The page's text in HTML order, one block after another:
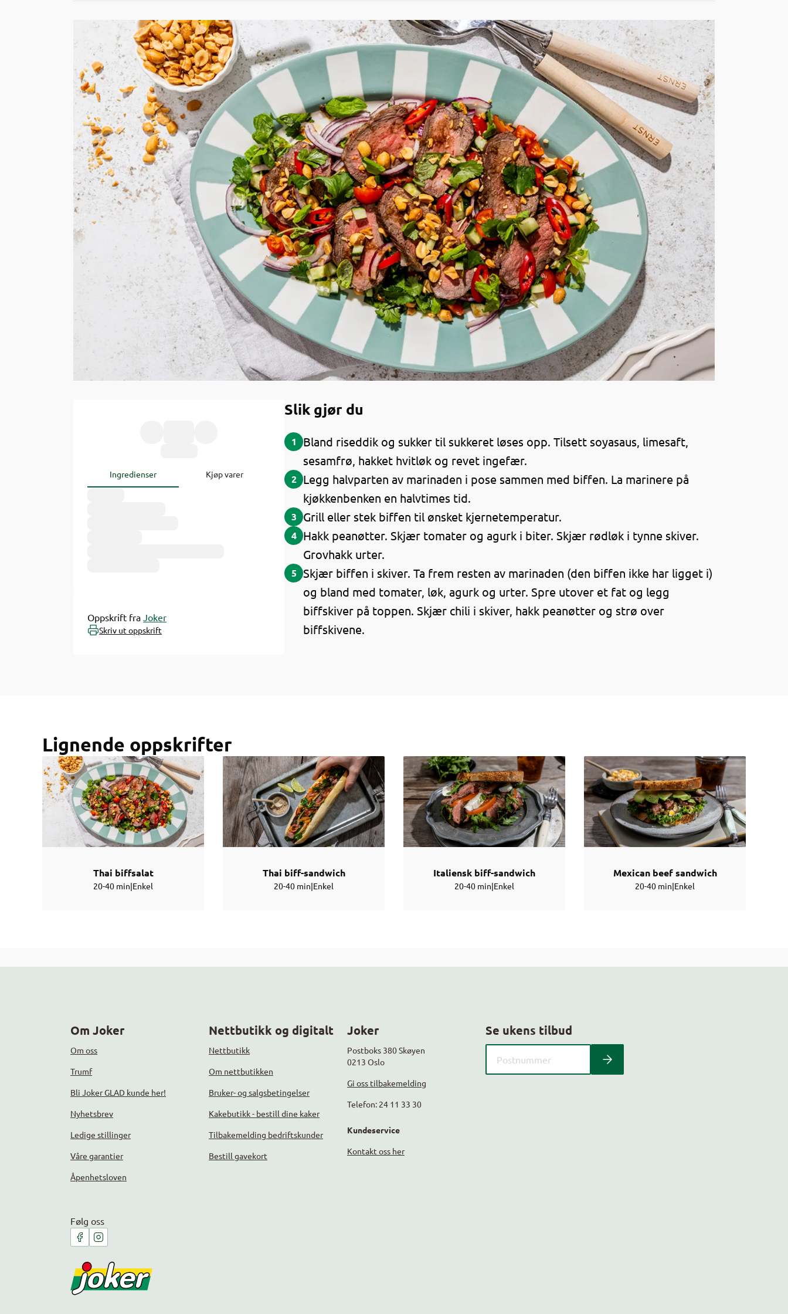
Ingredienser Kjøp varer
Oppskrift fra Joker
Skriv ut oppskrift
Slik gjør du
1
Bland riseddik og sukker til sukkeret løses opp. Tilsett soyasaus, limesaft,
sesamfrø, hakket hvitløk og revet ingefær.
2 Legg halvparten av marinaden i pose sammen med biffen. La marinere på
kjøkkenbenken en halvtimes tid.
3 Grill eller stek biffen til ønsket kjernetemperatur.
4 Hakk peanøtter. Skjær tomater og agurk i biter. Skjær rødløk i tynne skiver.
Grovhakk urter.
5 Skjær biffen i skiver. Ta frem resten av marinaden (den biffen ikke har ligget i)
og bland med tomater, løk, agurk og urter. Spre utover et fat og legg
biffskiver på toppen. Skjær chili i skiver, hakk peanøtter og strø over
biffskivene.
Lignende oppskrifter
Thai biffsalat
20-40 min|Enkel
Thai biff-sandwich
20-40 min|Enkel
Italiensk biff-sandwich
20-40 min|Enkel
Mexican beef sandwich
20-40 min|Enkel
Om Joker
Om oss
Trumf
Bli Joker GLAD kunde her!
Nyhetsbrev
Ledige stillinger
Våre garantier
Åpenhetsloven
Nettbutikk og digitalt
Nettbutikk
Om nettbutikken
Bruker- og salgsbetingelser
Kakebutikk - bestill dine kaker
Tilbakemelding bedriftskunder
Bestill gavekort
Joker
Postboks 380 Skøyen
0213 Oslo
Gi oss tilbakemelding
Telefon: 24 11 33 30
Kundeservice
Kontakt oss her
Se ukens tilbud
Følg oss